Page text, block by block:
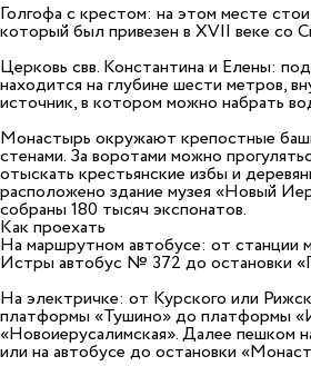
Голгофа с крестом: на этом месте
который был привезен в XVII веке со
Церковь свв. Константина и Елены:
находится на глубине шести метров,
источник, в котором можно набрать
Монастырь окружают крепостные
стенами. За воротами можно
отыскать крестьянские избы и
расположено здание музея «Новый
собраны 180 тысяч экспонатов.
Как проехать
На маршрутном автобусе: от станции
Истры автобус № 372 до остановки
На электричке: от Курского или
платформы «Тушино» до платформы
«Новоиерусалимская». Далее пешком
или на автобусе до остановки